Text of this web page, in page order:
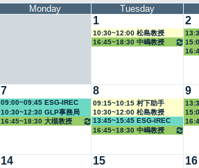
Monday Tuesday
1
10:30~12:00 松島教授
16:45~18:30 中嶋教授
2
教授
7
09:00~09:45 ESG-IREC
10:30~12:30 GLP事務局
16:45~18:30 大槻教授
8
09:15~10:15 村下助手
10:30~12:00 松島教授
13:45~15:45 ESG-IREC
16:45~18:30 中嶋教授
9
教授
14 15 16